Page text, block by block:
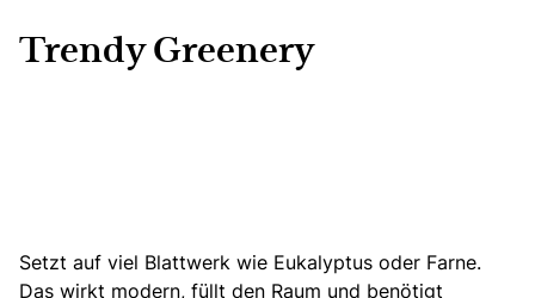
Trendy Greenery
Setzt auf viel Blattwerk wie Eukalyptus oder Farne.
Das wirkt modern, füllt den Raum und benötigt